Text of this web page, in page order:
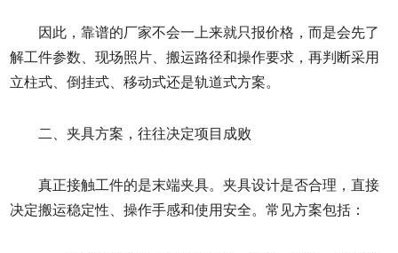
因此，靠谱的厂家不会一上来就只报价格，而是会先了
解工件参数、现场照片、搬运路径和操作要求，再判断采用
立柱式、倒挂式、移动式还是轨道式方案。
二、夹具方案，往往决定项目成败
真正接触工件的是末端夹具。夹具设计是否合理，直接
决定搬运稳定性、操作手感和使用安全。常见方案包括：